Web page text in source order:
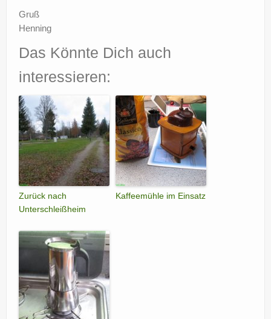
Gruß
Henning
Das Könnte Dich auch
interessieren:
Zurück nach
Unterschleißheim
Kaffeemühle im Einsatz